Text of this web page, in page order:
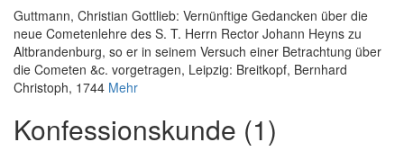
Guttmann, Christian Gottlieb: Vernünftige Gedancken über die
neue Cometenlehre des S. T. Herrn Rector Johann Heyns zu
Altbrandenburg, so er in seinem Versuch einer Betrachtung über
die Cometen &c. vorgetragen, Leipzig: Breitkopf, Bernhard
Christoph, 1744 Mehr
Konfessionskunde (1)